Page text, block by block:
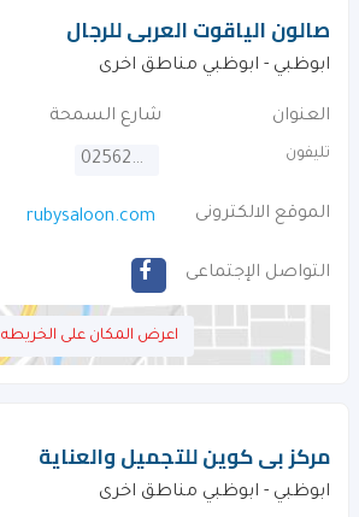
صالون الياقوت العربى للرجال
ابوظبي - ابوظبي مناطق اخرى
العنوان شارع السمحة
تليفون 025620126
الموقع الالكترونى rubysaloon.com
التواصل الإجتماعى
اعرض المكان على الخريطه
مركز بى كوين للتجميل والعناية
ابوظبي - ابوظبي مناطق اخرى